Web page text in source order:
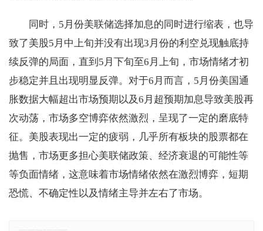
同时，5月份美联储选择加息的同时进行缩表，也导
致了美股5月中上旬并没有出现3月份的利空兑现触底持
续反弹的局面，直到5月下旬至6月上旬，市场情绪才初
步稳定并且出现明显反弹。对于6月而言，5月份美国通
胀数据大幅超出市场预期以及6月超预期加息导致美股再
次动荡，市场多空博弈依然激烈，呈现了一定的磨底特
征。美股表现出一定的疲弱，几乎所有板块的股票都在
抛售，市场更多担心美联储政策、经济衰退的可能性等
等负面情绪，这意味着市场情绪依然在激烈博弈，短期
恐慌、不确定性以及情绪主导并左右了市场。